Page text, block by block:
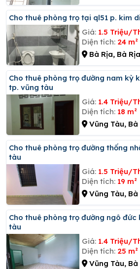
Cho thuê phòng trọ tại ql51 p. kim
Giá: 1.5 Triệu/
Diện tích: 24 m²
Bà Rịa, Bà
Cho thuê phòng trọ đường nam kỳ khởi nghĩa phường 3
tp. vũng tàu
Giá: 1.4 Triệu/
Diện tích: 18 m²
Vũng Tàu, Bà
Cho thuê phòng trọ đường thống nhất phường 1 tp. vũng
tàu
Giá: 1.5 Triệu/
Diện tích: 19 m²
Vũng Tàu, Bà
Cho thuê phòng trọ đường ngô đức kế phường 7 tp. vũng
tàu
Giá: 1.4 Triệu/
Diện tích: 25 m²
Vũng Tàu, Bà